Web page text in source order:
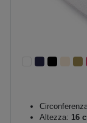
Altezza: 16